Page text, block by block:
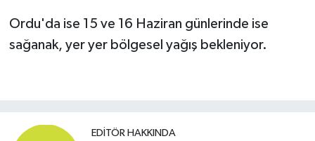
Ordu'da ise 15 ve 16 Haziran günlerinde ise
sağanak, yer yer bölgesel yağış bekleniyor.
EDITÖR HAKKINDA